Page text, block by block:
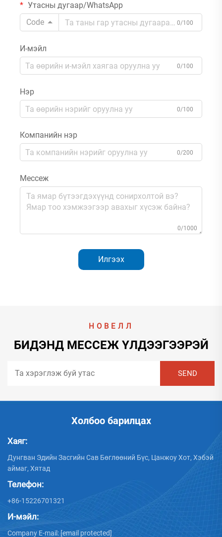
Утасны дугаар/WhatsApp
Code
0/100
И-мэйл
0/100
Нэр
0/100
Компанийн нэр
0/200
Мессеж
0/1000
Илгээх
НОВЕЛЛ
БИДЭНД МЕССЕЖ ҮЛДЭЭГЭЭРЭЙ
Холбоо барилцах
Хаяг:
Дунгван Эдийн Засгийн Сав Бөглөөний Бүс, Цанжоу Хот, Хэбэй
аймаг, Хятад
Телефон:
+86-15226701321
И-мэйл:
Company E-mail: [email protected]